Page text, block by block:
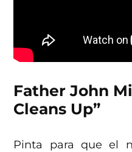
Father John
Cleans Up”
Pinta para que el